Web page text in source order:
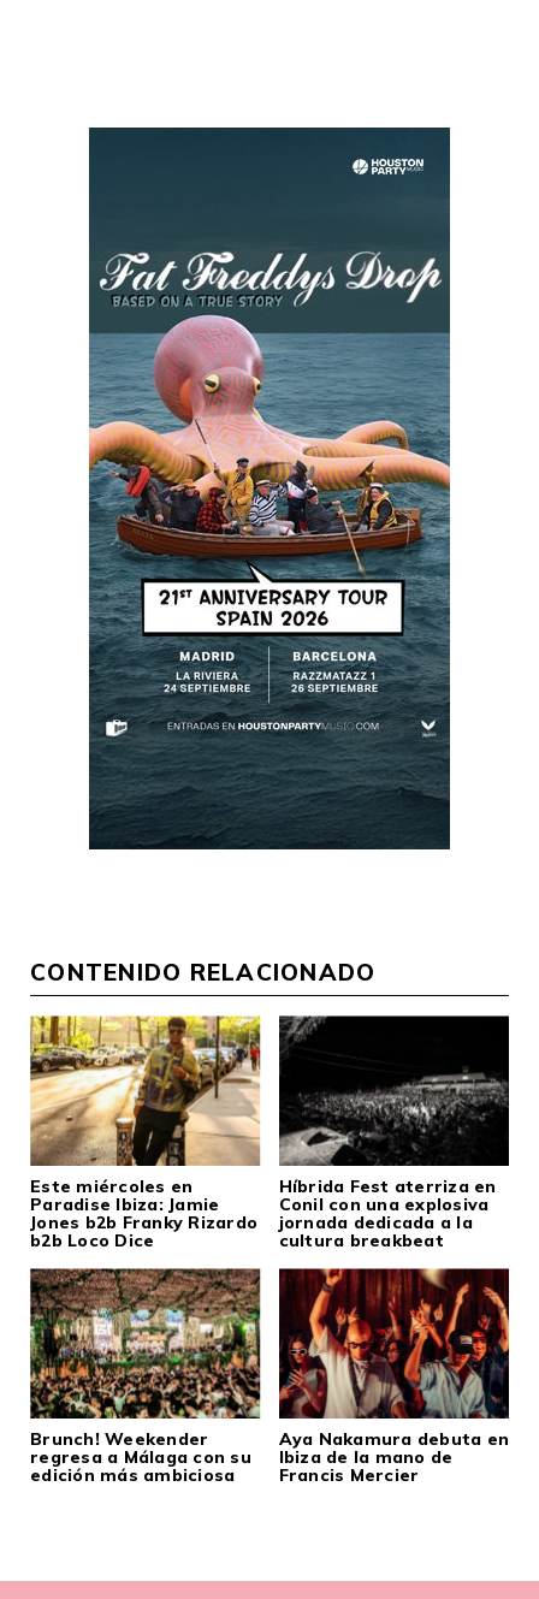
CONTENIDO RELACIONADO
Este miércoles en
Paradise Ibiza: Jamie
Jones b2b Franky Rizardo
b2b Loco Dice
Híbrida Fest aterriza en
Conil con una explosiva
jornada dedicada a la
cultura breakbeat
Brunch! Weekender
regresa a Málaga con su
edición más ambiciosa
Aya Nakamura debuta en
Ibiza de la mano de
Francis Mercier